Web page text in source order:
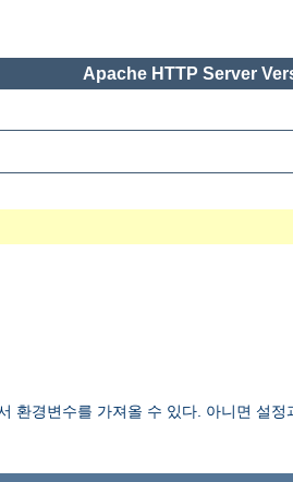
Apache HTTP Server
환경변수를 가져올 수 있다. 아니면 설